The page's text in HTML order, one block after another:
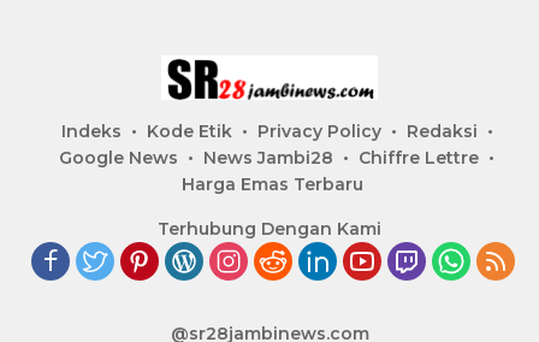
Indeks Kode Etik Privacy Policy
Redaksi
Google News
News Jambi28
Chiffre Lettre
Harga Emas Terbaru
Terhubung Dengan Kami
@sr28jambinews.com